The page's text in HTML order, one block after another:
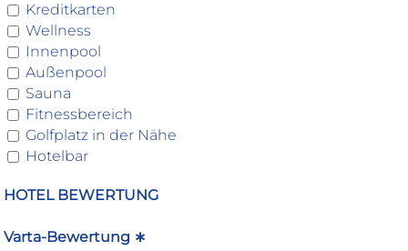
Kreditkarten
Wellness
Innenpool
Außenpool
Sauna
Fitnessbereich
Golfplatz in der Nähe
Hotelbar
HOTEL BEWERTUNG
Varta-Bewertung ∗